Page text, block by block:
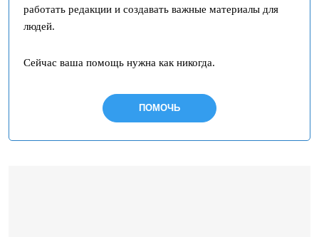
работать редакции и создавать важные материалы для
людей.
Сейчас ваша помощь нужна как никогда.
ПОМОЧЬ